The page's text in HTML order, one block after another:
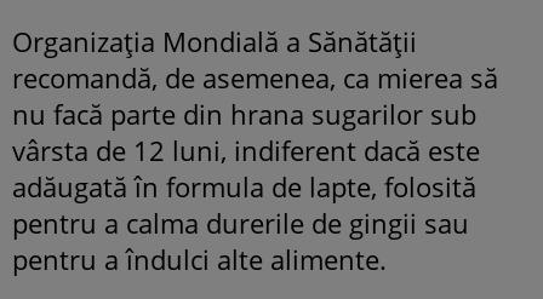
Organizația Mondială a Sănătății
recomandă, de asemenea, ca mierea să
nu facă parte din hrana sugarilor sub
vârsta de 12 luni, indiferent dacă este
adăugată în formula de lapte, folosită
pentru a calma durerile de gingii sau
pentru a îndulci alte alimente.